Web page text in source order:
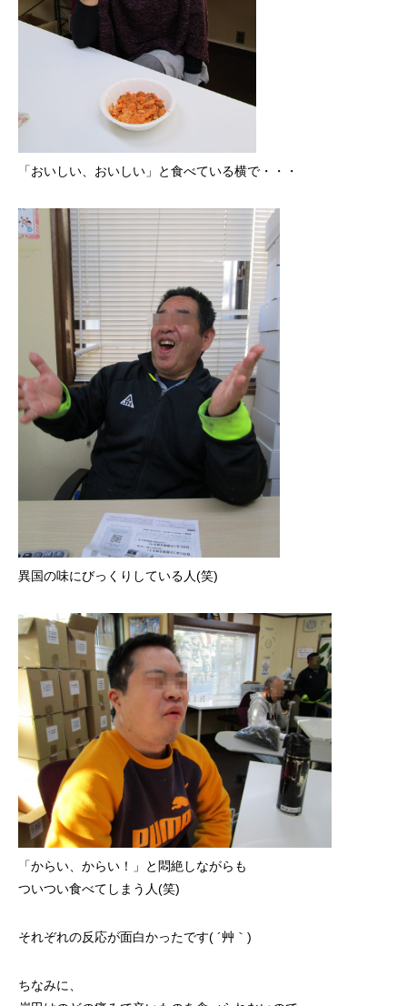
「おいしい、おいしい」と食べている横で・・・
異国の味にびっくりしている人(笑)
「からい、からい！」と悶絶しながらも
ついつい食べてしまう人(笑)
それぞれの反応が面白かったです( ´艸｀)
ちなみに、